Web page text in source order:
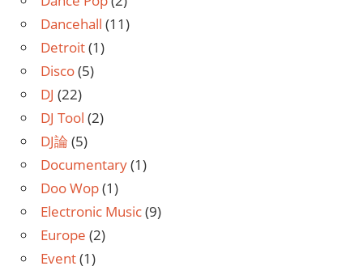
Dancehall (11)
Detroit(1)
Disco(5)
DJ (22)
DJ Tool (2)
DJ論 (5)
Documentary(1)
Doo Wop(1)
Electronic Music(9)
Europe (2)
Event(1)